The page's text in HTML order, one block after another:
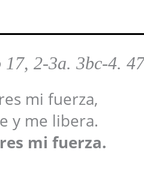
17, 2-3a. 3bc-4.
mi fuerza,
y me libera.
mi fuerza.